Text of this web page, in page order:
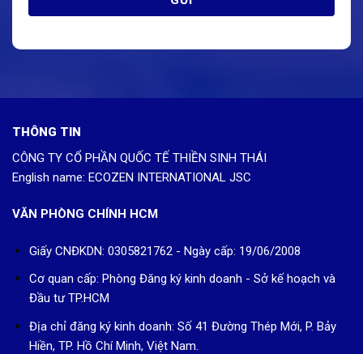
THÔNG TIN
CÔNG TY CỔ PHẦN QUỐC TẾ THIỀN SINH THÁI
English name: ECOZEN INTERNATIONAL JSC
VĂN PHÒNG CHÍNH HCM
Giấy CNĐKDN: 0305821762 - Ngày cấp: 19/06/2008
Cơ quan cấp: Phòng Đăng ký kinh doanh - Sở kế hoạch và
Đầu tư TP.HCM
Địa chỉ đăng ký kinh doanh: Số 41 Đường Thép Mới, P. Bảy
Hiền, TP. Hồ Chí Minh, Việt Nam.